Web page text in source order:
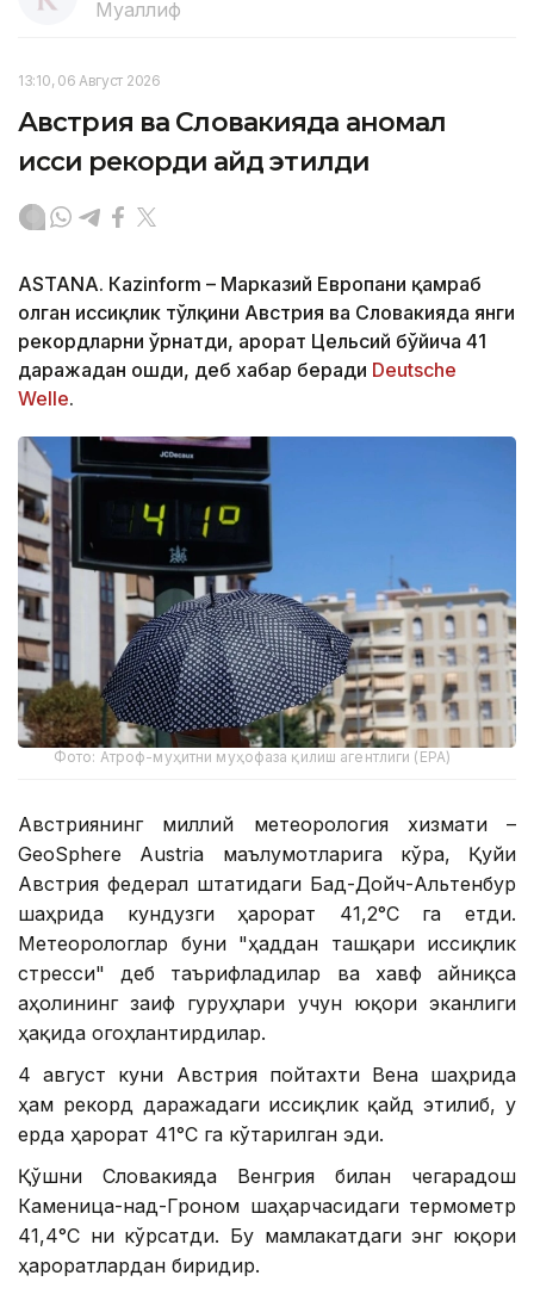
Муаллиф
13:10, 06 Август 2026
Австрия ва Словакияда аномал
иссиқ рекорди қайд этилди
ASTANА. Кazinform – Марказий Европани қамраб
олган иссиқлик тўлқини Австрия ва Словакияда янги
рекордларни ўрнатди, ҳарорат Цельсий бўйича 41
даражадан ошди, деб хабар беради Deutsche
Welle.
Фото: Атроф-муҳитни муҳофаза қилиш агентлиги (EPA)
Австриянинг миллий метеорология хизмати –
GeoSphere Austria маълумотларига кўра, Қуйи
Австрия федерал штатидаги Бад-Дойч-Альтенбур
шаҳрида кундузги ҳарорат 41,2°С га етди.
Метеорологлар буни "ҳаддан ташқари иссиқлик
стресси" деб таърифладилар ва хавф айниқса
аҳолининг заиф гуруҳлари учун юқори эканлиги
ҳақида огоҳлантирдилар.
4 август куни Австрия пойтахти Вена шаҳрида
ҳам рекорд даражадаги иссиқлик қайд этилиб, у
ерда ҳарорат 41°С га кўтарилган эди.
Қўшни Словакияда Венгрия билан чегарадош
Каменица-над-Гроном шаҳарчасидаги термометр
41,4°С ни кўрсатди. Бу мамлакатдаги энг юқори
ҳароратлардан биридир.